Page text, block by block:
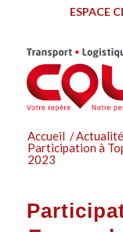
ESPACE
Accueil /
Participation à
2023